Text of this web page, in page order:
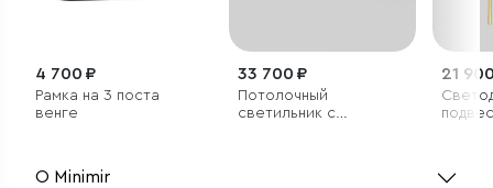
4 700 ₽
Рамка на 3 поста
венге
33 700 ₽
Потолочный
светильник с
21
О Minimir